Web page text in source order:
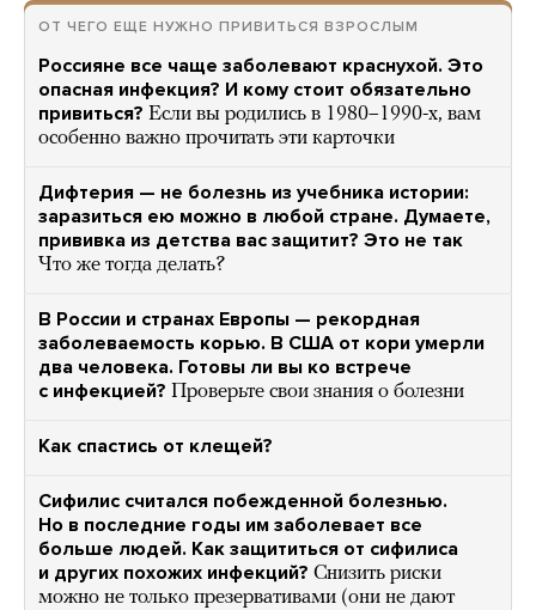
ОТ ЧЕГО ЕЩЕ НУЖНО ПРИВИТЬСЯ ВЗРОСЛЫМ
Россияне все чаще заболевают краснухой. Это
опасная инфекция? И кому стоит обязательно
привиться? Если вы родились в 1980–1990-х, вам
особенно важно прочитать эти карточки
Дифтерия — не болезнь из учебника истории:
заразиться ею можно в любой стране. Думаете,
прививка из детства вас защитит? Это не так
Что же тогда делать?
В России и странах Европы — рекордная
заболеваемость корью. В США от кори умерли
два человека. Готовы ли вы ко встрече
с инфекцией? Проверьте свои знания о болезни
Как спастись от клещей?
Сифилис считался побежденной болезнью.
Но в последние годы им заболевает все
больше людей. Как защититься от сифилиса
и других похожих инфекций? Снизить риски
можно не только презервативами (они не дают